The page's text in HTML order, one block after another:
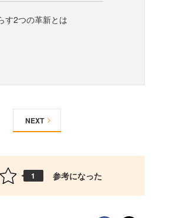
す2つの革新とは
NEXT
1 参考になった